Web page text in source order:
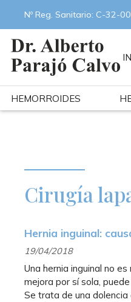
Nº Reg. Sanitario: C-32-
HEMORROIDES
Cirugía
Hernia inguinal:
19/04/2018
Una hernia inguinal no
mejora por sí sola,
Se trata de una